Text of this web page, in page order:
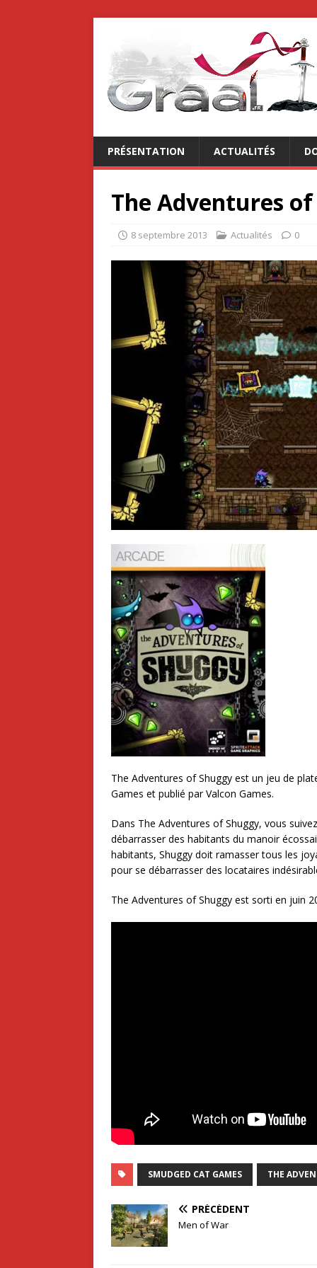
PRÉSENTATION ACTUALITÉS
The Adventures
8 septembre 2013 Actualités 0
The Adventures of Shuggy est un jeu de
Games et publié par Valcon Games.
Dans The Adventures of Shuggy, vous
débarrasser des habitants du manoir
habitants, Shuggy doit ramasser tous les
pour se débarrasser des locataires
The Adventures of Shuggy est sorti en juin
SMUDGED CAT GAMES THE
PRÉCÉDENT
Men of War